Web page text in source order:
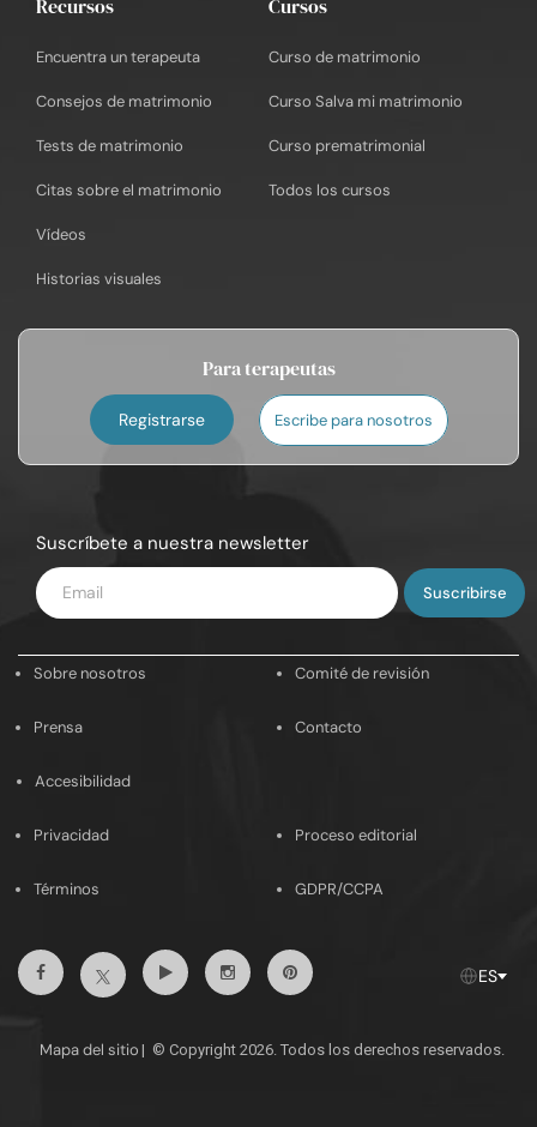
Recursos
Encuentra un terapeuta
Consejos de matrimonio
Tests de matrimonio
Citas sobre el matrimonio
Vídeos
Historias visuales
Cursos
Curso de matrimonio
Curso Salva mi matrimonio
Curso prematrimonial
Todos los cursos
Para terapeutas
Registrarse Escribe para nosotros
Suscríbete a nuestra newsletter
Introduce
tu
Sobre nosotros Comité de revisión
Prensa Contacto
Accesibilidad
Privacidad Proceso editorial
Términos GDPR/CCPA
FacebookTwitterYoutubeInstagramPinterest ES
Mapa del sitio | © Copyright 2026. Todos los derechos reservados.